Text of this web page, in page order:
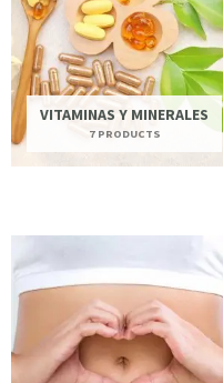
VITAMINAS Y MINERALES
7 PRODUCTS